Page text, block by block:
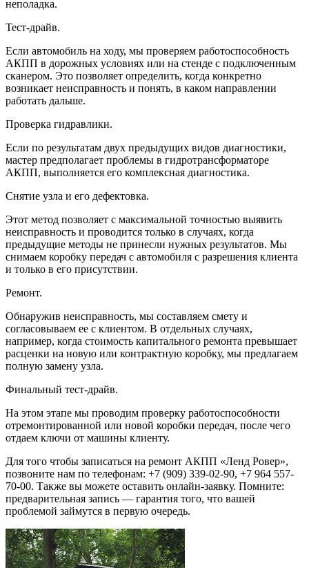
неполадка.
Тест-драйв.
Если автомобиль на ходу, мы проверяем работоспособность
АКПП в дорожных условиях или на стенде с подключенным
сканером. Это позволяет определить, когда конкретно
возникает неисправность и понять, в каком направлении
работать дальше.
Проверка гидравлики.
Если по результатам двух предыдущих видов диагностики,
мастер предполагает проблемы в гидротрансформаторе
АКПП, выполняется его комплексная диагностика.
Снятие узла и его дефектовка.
Этот метод позволяет с максимальной точностью выявить
неисправность и проводится только в случаях, когда
предыдущие методы не принесли нужных результатов. Мы
снимаем коробку передач с автомобиля с разрешения клиента
и только в его присутствии.
Ремонт.
Обнаружив неисправность, мы составляем смету и
согласовываем ее с клиентом. В отдельных случаях,
например, когда стоимость капитального ремонта превышает
расценки на новую или контрактную коробку, мы предлагаем
полную замену узла.
Финальный тест-драйв.
На этом этапе мы проводим проверку работоспособности
отремонтированной или новой коробки передач, после чего
отдаем ключи от машины клиенту.
Для того чтобы записаться на ремонт АКПП «Ленд Ровер»,
позвоните нам по телефонам: +7 (909) 339-02-90, +7 964 557-
70-00. Также вы можете оставить онлайн-заявку. Помните:
предварительная запись — гарантия того, что вашей
проблемой займутся в первую очередь.